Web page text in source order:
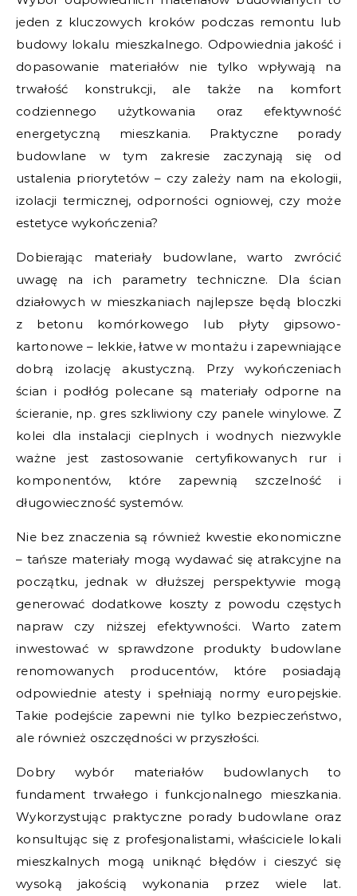
jeden z kluczowych kroków podczas remontu lub
budowy lokalu mieszkalnego. Odpowiednia jakość i
dopasowanie materiałów nie tylko wpływają na
trwałość konstrukcji, ale także na komfort
codziennego użytkowania oraz efektywność
energetyczną mieszkania. Praktyczne porady
budowlane w tym zakresie zaczynają się od
ustalenia priorytetów – czy zależy nam na ekologii,
izolacji termicznej, odporności ogniowej, czy może
estetyce wykończenia?
Dobierając materiały budowlane, warto zwrócić
uwagę na ich parametry techniczne. Dla ścian
działowych w mieszkaniach najlepsze będą bloczki
z betonu komórkowego lub płyty gipsowo-
kartonowe – lekkie, łatwe w montażu i zapewniające
dobrą izolację akustyczną. Przy wykończeniach
ścian i podłóg polecane są materiały odporne na
ścieranie, np. gres szkliwiony czy panele winylowe. Z
kolei dla instalacji cieplnych i wodnych niezwykle
ważne jest zastosowanie certyfikowanych rur i
komponentów, które zapewnią szczelność i
długowieczność systemów.
Nie bez znaczenia są również kwestie ekonomiczne
– tańsze materiały mogą wydawać się atrakcyjne na
początku, jednak w dłuższej perspektywie mogą
generować dodatkowe koszty z powodu częstych
napraw czy niższej efektywności. Warto zatem
inwestować w sprawdzone produkty budowlane
renomowanych producentów, które posiadają
odpowiednie atesty i spełniają normy europejskie.
Takie podejście zapewni nie tylko bezpieczeństwo,
ale również oszczędności w przyszłości.
Dobry wybór materiałów budowlanych to
fundament trwałego i funkcjonalnego mieszkania.
Wykorzystując praktyczne porady budowlane oraz
konsultując się z profesjonalistami, właściciele lokali
mieszkalnych mogą uniknąć błędów i cieszyć się
wysoką jakością wykonania przez wiele lat.